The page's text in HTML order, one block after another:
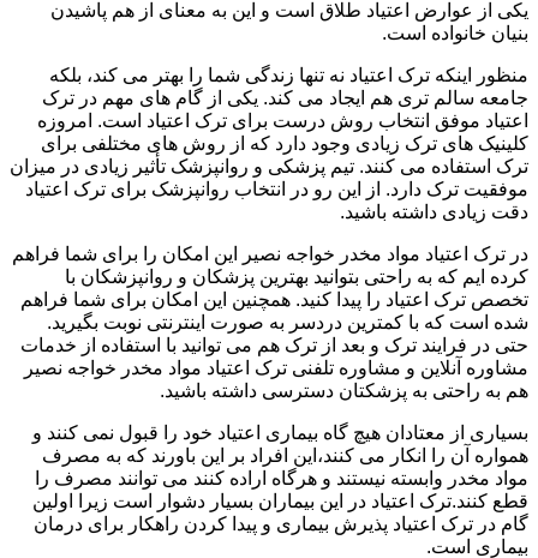
یکی از عوارض اعتیاد طلاق است و این به معنای از هم پاشیدن
بنیان خانواده است.
منظور اینکه ترک اعتیاد نه تنها زندگی شما را بهتر می کند، بلکه
جامعه سالم تری هم ایجاد می کند. یکی از گام های مهم در ترک
اعتیاد موفق انتخاب روش درست برای ترک اعتیاد است. امروزه
کلینیک های ترک زیادی وجود دارد که از روش های مختلفی برای
ترک استفاده می کنند. تیم پزشکی و روانپزشک تأثیر زیادی در میزان
موفقیت ترک دارد. از این رو در انتخاب روانپزشک برای ترک اعتیاد
دقت زیادی داشته باشید.
در ترک اعتیاد مواد مخدر خواجه نصیر این امکان را برای شما فراهم
کرده ایم که به راحتی بتوانید بهترین پزشکان و روانپزشکان با
تخصص ترک اعتیاد را پیدا کنید. همچنین این امکان برای شما فراهم
شده است که با کمترین دردسر به صورت اینترنتی نوبت بگیرید.
حتی در فرایند ترک و بعد از ترک هم می توانید با استفاده از خدمات
مشاوره آنلاین و مشاوره تلفنی ترک اعتیاد مواد مخدر خواجه نصیر
هم به راحتی به پزشکتان دسترسی داشته باشید.
بسیاری از معتادان هیچ گاه بیماری اعتیاد خود را قبول نمی کنند و
همواره آن را انکار می کنند،این افراد بر این باورند که به مصرف
مواد مخدر وابسته نیستند و هرگاه اراده کنند می توانند مصرف را
قطع کنند.ترک اعتیاد در این بیماران بسیار دشوار است زیرا اولین
گام در ترک اعتیاد پذیرش بیماری و پیدا کردن راهکار برای درمان
بیماری است.